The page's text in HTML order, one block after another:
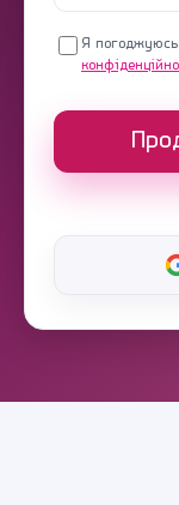
Я погоджуюсь